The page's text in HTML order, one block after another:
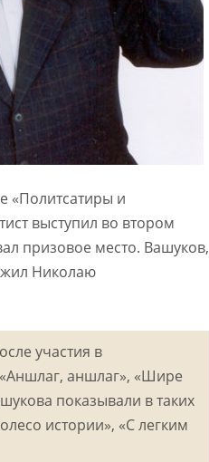
«Политсатиры и
выступил во втором
призовое место. Вашуков,
Николаю
участия в
аншлаг», «Шире
показывали в таких
истории», «С легким